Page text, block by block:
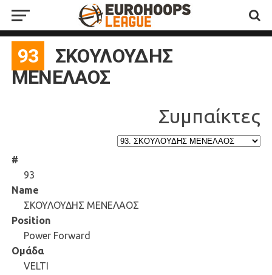
93
ΣΚΟΥΛΟΥΔΗΣ
ΜΕΝΕΛΑΟΣ
#
93
Name
ΣΚΟΥΛΟΥΔΗΣ ΜΕΝΕΛΑΟΣ
Position
Power Forward
Ομάδα
VELTI